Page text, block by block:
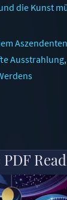
die Kunst